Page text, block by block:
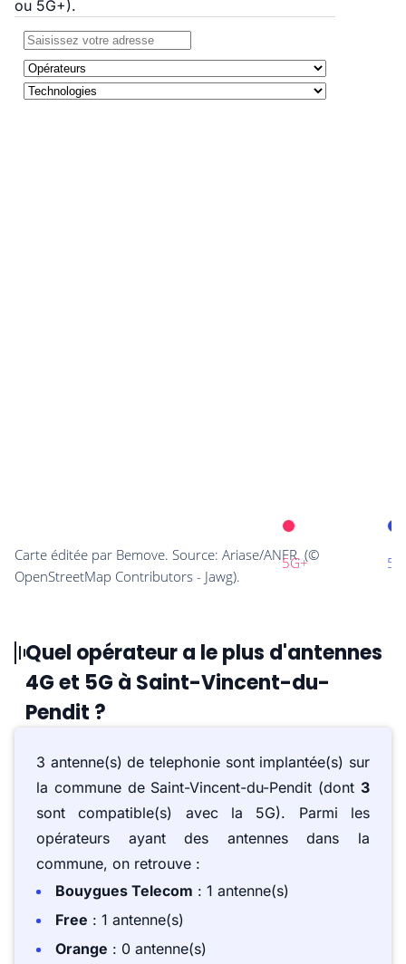
ou 5G+).
Quel opérateur a le plus d'antennes
4G et 5G à Saint-Vincent-du-
Pendit ?
3 antenne(s) de telephonie sont implantée(s) sur
la commune de Saint-Vincent-du-Pendit (dont 3
sont compatible(s) avec la 5G). Parmi les
opérateurs ayant des antennes dans la
commune, on retrouve :
Bouygues Telecom : 1 antenne(s)
Free : 1 antenne(s)
Orange : 0 antenne(s)